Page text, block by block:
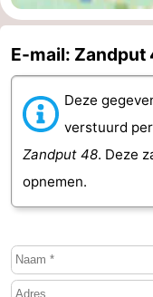
Zwin
E-mail: Zandput
Deze
verstuurd
Zandput 48. Deze
opnemen.